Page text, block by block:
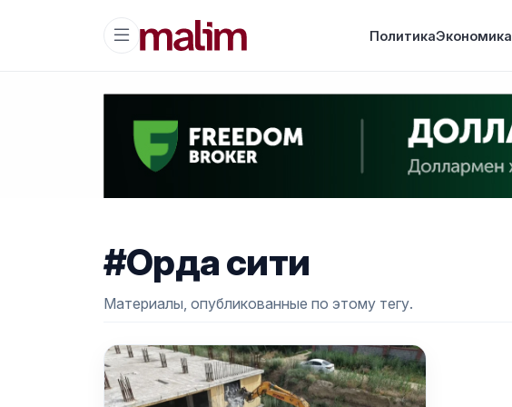
ПолитикаЭкономика
#Орда сити
Материалы, опубликованные по этому тегу.